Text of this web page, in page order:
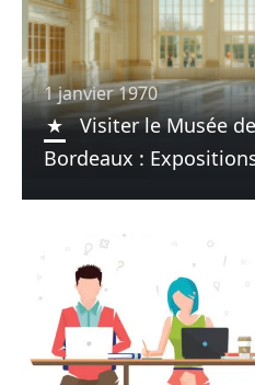
1 janvier 1970
Visiter le Musée
Bordeaux :